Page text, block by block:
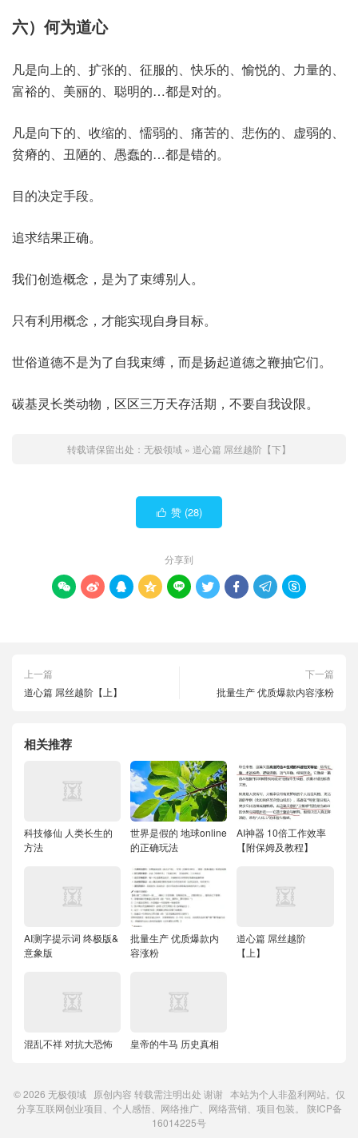
六）何为道心
凡是向上的、扩张的、征服的、快乐的、愉悦的、力量的、
富裕的、美丽的、聪明的…都是对的。
凡是向下的、收缩的、懦弱的、痛苦的、悲伤的、虚弱的、
贫瘠的、丑陋的、愚蠢的…都是错的。
目的决定手段。
追求结果正确。
我们创造概念，是为了束缚别人。
只有利用概念，才能实现自身目标。
世俗道德不是为了自我束缚，而是扬起道德之鞭抽它们。
碳基灵长类动物，区区三万天存活期，不要自我设限。
转载请保留出处： 无极领域 » 道心篇 屌丝越阶【下】
 赞 (28)
分享到
        
上一篇
道心篇 屌丝越阶【上】
下一篇
批量生产 优质爆款内容涨粉
相关推荐
科技修仙 人类长生的
方法
世界是假的 地球online
的正确玩法
AI神器 10倍工作效率
【附保姆及教程】
AI测字提示词 终极版&
意象版
批量生产 优质爆款内
容涨粉
道心篇 屌丝越阶
【上】
混乱不祥 对抗大恐怖 皇帝的牛马 历史真相
© 2026 无极领域 原创内容 转载需注明出处 谢谢 本站为个人非盈利网站。仅
分享互联网创业项目、个人感悟、网络推广、网络营销、项目包装。 陕ICP备
16014225号